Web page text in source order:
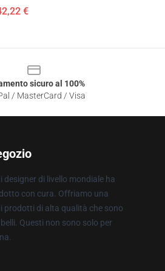
€
sicuro al 100%
/ MasterCard / Visa
designer di livello mondiale ha
con cura. Offriamo una
prodotti di alta qualità che sono
Questi non sono solo per